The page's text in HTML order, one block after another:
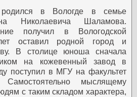
в Вологде в семье
Николаевича Шаламова.
получил в Вологодской
оставил родной город и
В столице юноша сначала
на кожевенный завод в
поступил в МГУ на факультет
Самостоятельно мыслящему
с таким складом характера,